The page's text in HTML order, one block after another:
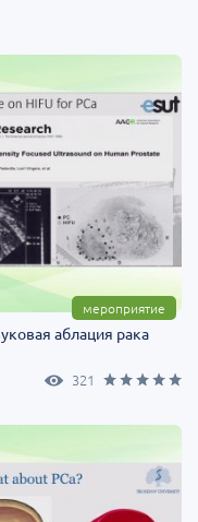
мероприятие
аблация рака
321